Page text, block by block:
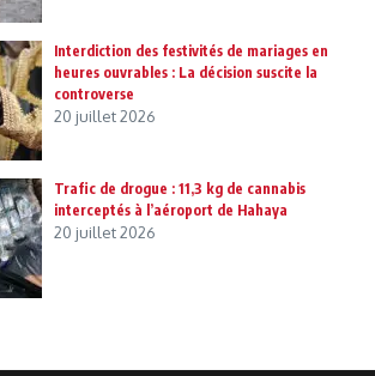
Interdiction des festivités de mariages en
heures ouvrables : La décision suscite la
controverse
20 juillet 2026
Trafic de drogue : 11,3 kg de cannabis
interceptés à l’aéroport de Hahaya
20 juillet 2026